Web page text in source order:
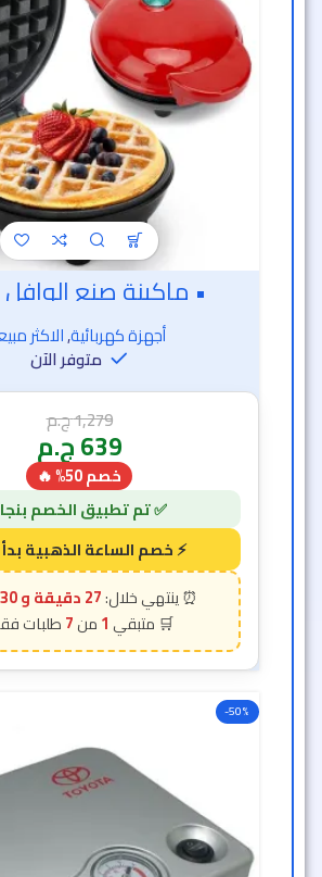
• ماكينة صنع الوافل
أجهزة كهربائية,الاكثر
متوفر الآن
1,279ج.م
639ج.م
خصم 50% 🔥
27 دقيقة و 26 ثانية
1
7
-50%